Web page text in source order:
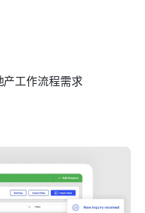
工作流程需求